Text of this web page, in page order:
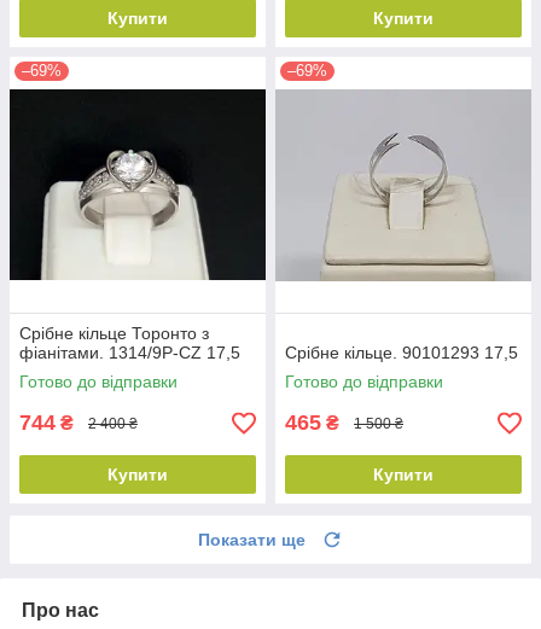
Купити Купити
–69%
Срібне кільце Торонто з
фіанітами. 1314/9Р-CZ 17,5
Готово до відправки
744 ₴ 2 400 ₴
Купити
–69%
Срібне кільце. 90101293 17,5
Готово до відправки
465 ₴ 1 500 ₴
Купити
Показати ще
Про нас